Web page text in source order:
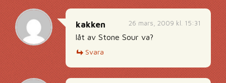
26 mars, 2009 kl. 15:31
kakken
låt av Stone Sour va?
Svara